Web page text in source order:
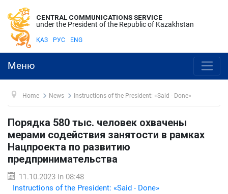
CENTRAL COMMUNICATIONS SERVICE
under the President of the Republic of Kazakhstan
ҚАЗ РУС ENG
Меню
Home News Instructions of the President: «Said - Done»
Порядка 580 тыс. человек охвачены
мерами содействия занятости в рамках
Нацпроекта по развитию
предпринимательства
11.10.2023 in 08:48
Instructions of the President: «Said - Done»